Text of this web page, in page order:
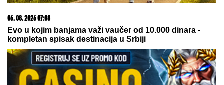
03. 08. 2026 13:23
Hibrid broj 1 koji osvaja Evropu, sada po specijalnoj
akcijskoj ceni od 19.990€ do 31.8.